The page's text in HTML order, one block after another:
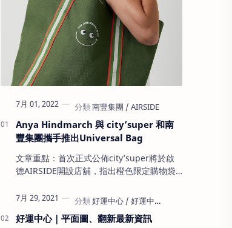
7月 01, 2022
Anya Hindmarch 與 city’super 和南
豐集團攜手推出Universal Bag
文章重點：首次正式公佈city’super將於啟
德AIRSIDE開設店舖，指出橙色限定購物袋
售，為city’super及AIRSIDE首次正式公佈將
於啟德AIRSIDE將開設city’super超級市場
雖然AIRSIDE早前預計2022…
7月 29, 2021
好運中心｜平面圖、翻新最新資訊